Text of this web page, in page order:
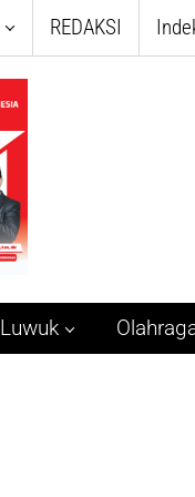
REDAKSI
Luwuk